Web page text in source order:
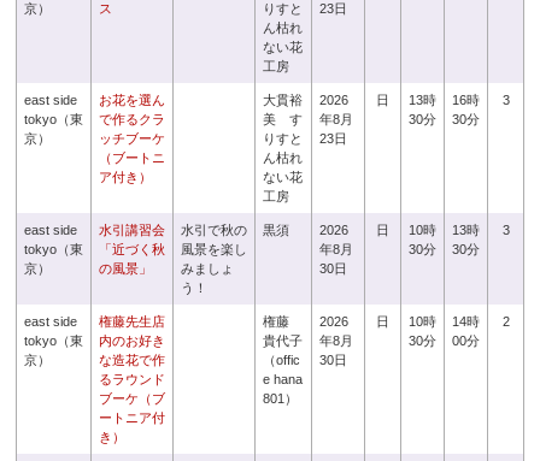
京）
ス
りすと
ん枯れ
ない花
工房
23日
east side
tokyo（東
京）
お花を選ん
で作るクラ
ッチブーケ
（ブートニ
ア付き）
大貫裕
美 す
りすと
ん枯れ
ない花
工房
2026
年8月
23日
日
13時
30分
16時
30分
3
east side
tokyo（東
京）
水引講習会
「近づく秋
の風景」
水引で秋の
風景を楽し
みましょ
う！
黒須
2026
年8月
30日
日
10時
30分
13時
30分
3
east side
tokyo（東
京）
権藤先生店
内のお好き
な造花で作
るラウンド
ブーケ（ブ
ートニア付
き）
権藤
貴代子
（offic
e hana
801）
2026
年8月
30日
日
10時
30分
14時
00分
2